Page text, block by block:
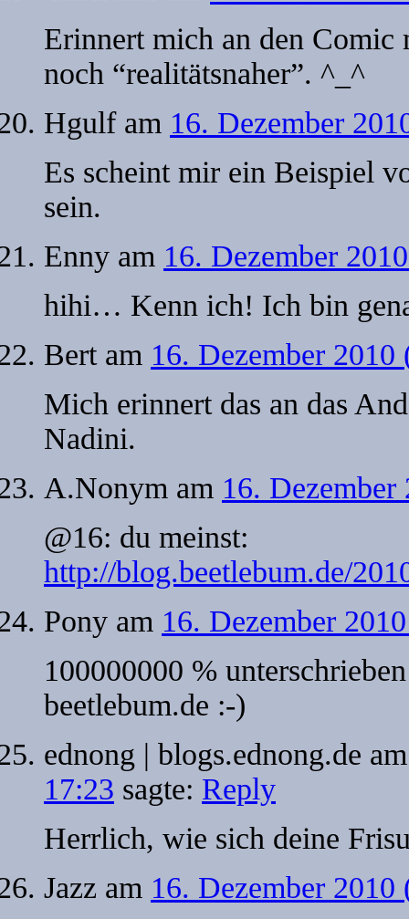
Erinnert mich an den
noch “realitätsnaher”. ^_^
Hgulfam 16. Dezember
Es scheint mir ein Beispiel
sein.
Enny am 16. Dezember
hihi… Kenn ich! Ich bin
Bertam 16. Dezember
Mich erinnert das an das
Nadini.
A.Nonym am 16.
@16: du meinst:
http://blog.beetlebum.de/
Pony am 16. Dezember
100000000 %
beetlebum.de :-)
ednong | blogs.ednong.de
17:23 sagte: Reply
Herrlich, wie sich deine
Jazz am 16. Dezember